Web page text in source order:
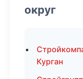
округ
Курган